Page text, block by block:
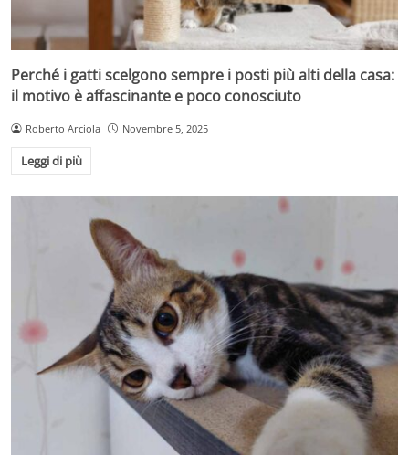
Perché i gatti scelgono sempre i posti più alti della casa:
il motivo è affascinante e poco conosciuto
Roberto Arciola Novembre 5, 2025
Leggi di più